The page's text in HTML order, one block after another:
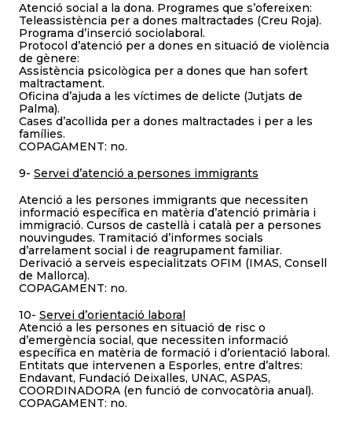
Atenció social a la dona. Programes que s’ofereixen:
Teleassistència per a dones maltractades (Creu Roja).
Programa d’inserció sociolaboral.
Protocol d’atenció per a dones en situació de violència
de gènere:
Assistència psicològica per a dones que han sofert
maltractament.
Oficina d’ajuda a les víctimes de delicte (Jutjats de
Palma).
Cases d’acollida per a dones maltractades i per a les
famílies.
COPAGAMENT: no.
9- Servei d’atenció a persones immigrants
Atenció a les persones immigrants que necessiten
informació específica en matèria d’atenció primària i
immigració. Cursos de castellà i català per a persones
nouvingudes. Tramitació d’informes socials
d’arrelament social i de reagrupament familiar.
Derivació a serveis especialitzats OFIM (IMAS, Consell
de Mallorca).
COPAGAMENT: no.
10- Servei d’orientació laboral
Atenció a les persones en situació de risc o
d’emergència social, que necessiten informació
específica en matèria de formació i d’orientació laboral.
Entitats que intervenen a Esporles, entre d’altres:
Endavant, Fundació Deixalles, UNAC, ASPAS,
COORDINADORA (en funció de convocatòria anual).
COPAGAMENT: no.